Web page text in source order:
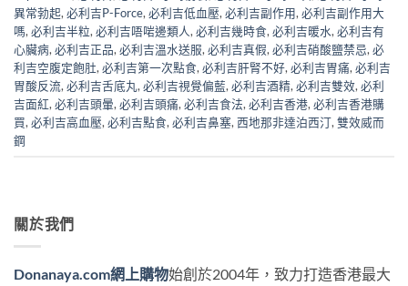
異常勃起, 必利吉P-Force, 必利吉低血壓, 必利吉副作用, 必利吉副作用大
嗎, 必利吉半粒, 必利吉唔啱邊類人, 必利吉幾時食, 必利吉暖水, 必利吉有
心臟病, 必利吉正品, 必利吉溫水送服, 必利吉真假, 必利吉硝酸鹽禁忌, 必
利吉空腹定飽肚, 必利吉第一次點食, 必利吉肝腎不好, 必利吉胃痛, 必利吉
胃酸反流, 必利吉舌底丸, 必利吉視覺偏藍, 必利吉酒精, 必利吉雙效, 必利
吉面紅, 必利吉頭暈, 必利吉頭痛, 必利吉食法, 必利吉香港, 必利吉香港購
買, 必利吉高血壓, 必利吉點食, 必利吉鼻塞, 西地那非達泊西汀, 雙效威而
鋼
關於我們
Donanaya.com網上購物始創於2004年，致力打造香港最大